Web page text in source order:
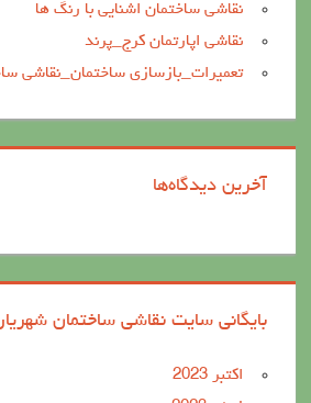
نقاشی ساختمان اشنایی با رنگ ها
نقاشی اپارتمان کرج_پرند
تعمیرات_بازسازی ساختمان_نقاشی
آخرین دیدگاه‌ها
بایگانی سایت نقاشی ساختمان
اکتبر 2023